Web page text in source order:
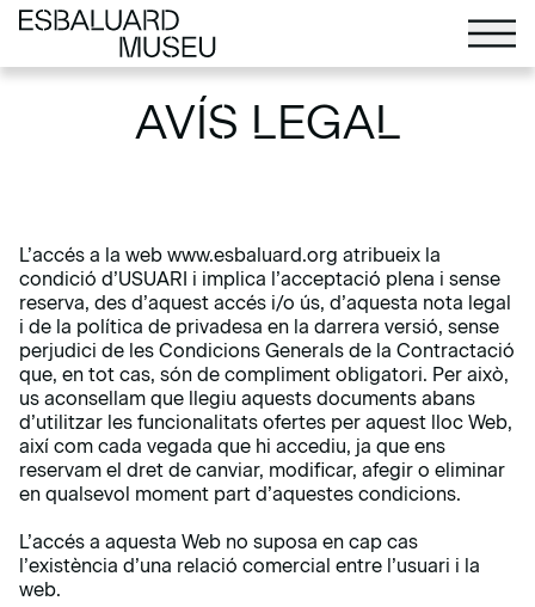
AVÍS LEGAL
L’accés a la web www.esbaluard.org atribueix la
condició d’USUARI i implica l’acceptació plena i sense
reserva, des d’aquest accés i/o ús, d’aquesta nota legal
i de la política de privadesa en la darrera versió, sense
perjudici de les Condicions Generals de la Contractació
que, en tot cas, són de compliment obligatori. Per això,
us aconsellam que llegiu aquests documents abans
d’utilitzar les funcionalitats ofertes per aquest lloc Web,
així com cada vegada que hi accediu, ja que ens
reservam el dret de canviar, modificar, afegir o eliminar
en qualsevol moment part d’aquestes condicions.
L’accés a aquesta Web no suposa en cap cas
l’existència d’una relació comercial entre l’usuari i la
web.